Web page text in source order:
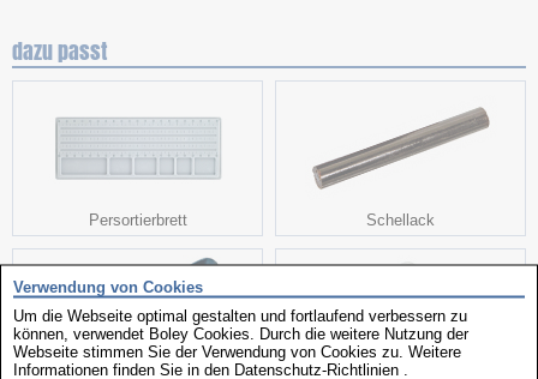
dazu passt
Persortierbrett Schellack
Verwendung von Cookies
Um die Webseite optimal gestalten und fortlaufend verbessern zu
können, verwendet Boley Cookies. Durch die weitere Nutzung der
Webseite stimmen Sie der Verwendung von Cookies zu. Weitere
Informationen finden Sie in den Datenschutz-Richtlinien